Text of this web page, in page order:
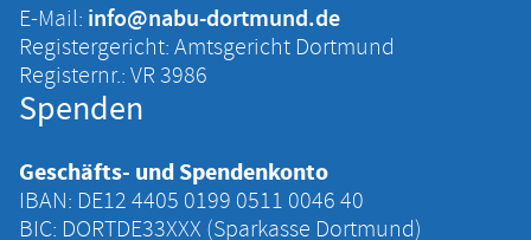
E-Mail: info@nabu-dortmund.de
Registergericht: Amtsgericht Dortmund
Registernr.: VR 3986
Spenden
Geschäfts- und Spendenkonto
IBAN: DE12 4405 ‍0199 ‍0511 ‍0046 ‍40
BIC: DORTDE33XXX (Sparkasse Dortmund)